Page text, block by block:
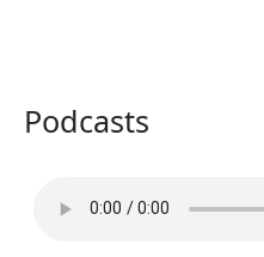
Podcasts